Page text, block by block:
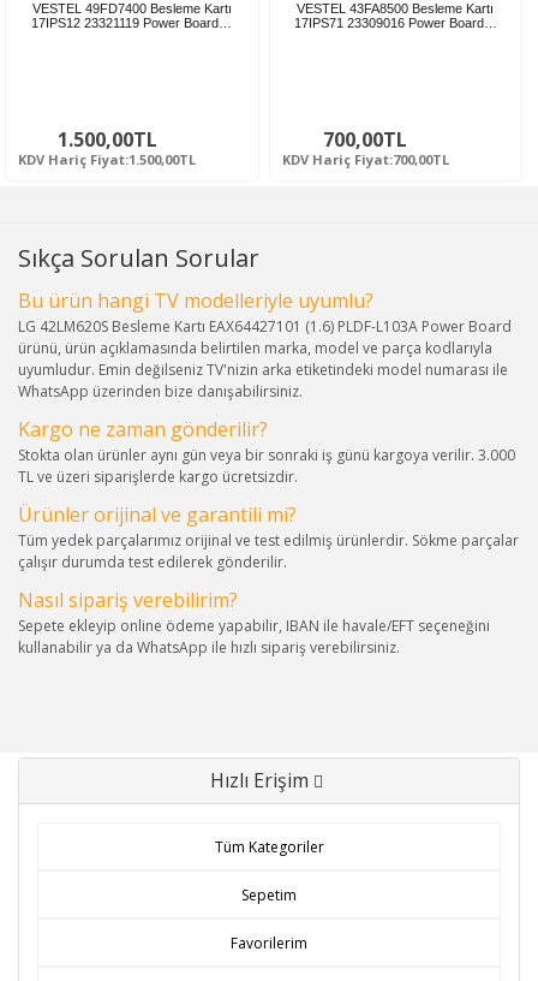
VESTEL 49FD7400 Besleme Kartı
17IPS12 23321119 Power Board…
1.500,00TL
KDV Hariç Fiyat:1.500,00TL
VESTEL 43FA8500 Besleme Kartı
17IPS71 23309016 Power Board…
700,00TL
KDV Hariç Fiyat:700,00TL
Sıkça Sorulan Sorular
Bu ürün hangi TV modelleriyle uyumlu?
LG 42LM620S Besleme Kartı EAX64427101 (1.6) PLDF-L103A Power Board
ürünü, ürün açıklamasında belirtilen marka, model ve parça kodlarıyla
uyumludur. Emin değilseniz TV'nizin arka etiketindeki model numarası ile
WhatsApp üzerinden bize danışabilirsiniz.
Kargo ne zaman gönderilir?
Stokta olan ürünler aynı gün veya bir sonraki iş günü kargoya verilir. 3.000
TL ve üzeri siparişlerde kargo ücretsizdir.
Ürünler orijinal ve garantili mi?
Tüm yedek parçalarımız orijinal ve test edilmiş ürünlerdir. Sökme parçalar
çalışır durumda test edilerek gönderilir.
Nasıl sipariş verebilirim?
Sepete ekleyip online ödeme yapabilir, IBAN ile havale/EFT seçeneğini
kullanabilir ya da WhatsApp ile hızlı sipariş verebilirsiniz.
Hızlı Erişim
Tüm Kategoriler
Sepetim
Favorilerim